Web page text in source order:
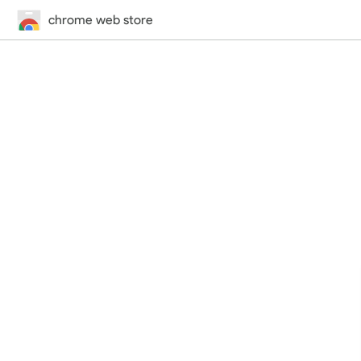
chrome web store